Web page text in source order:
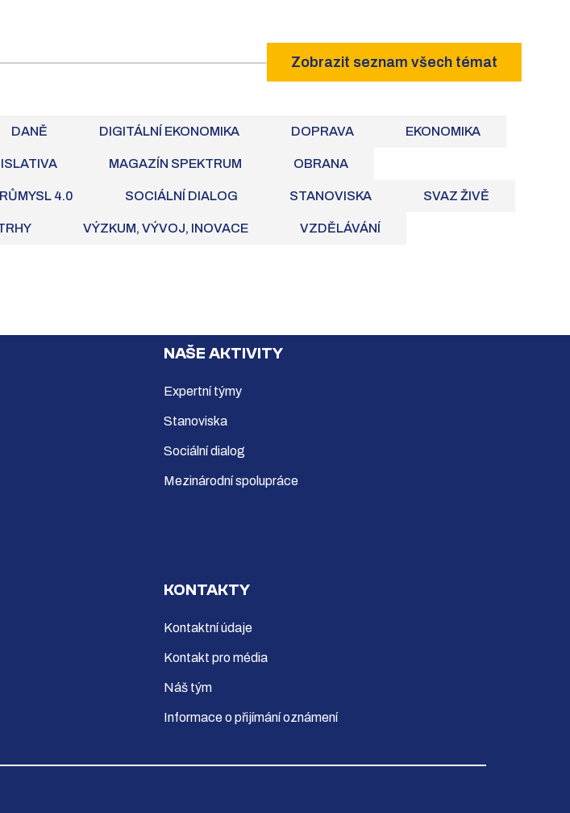
Zobrazit seznam všech témat
DANĚ DIGITÁLNÍ EKONOMIKA DOPRAVA EKONOMIKA
MAGAZÍN SPEKTRUM OBRANA
4.0 SOCIÁLNÍ DIALOG STANOVISKA SVAZ ŽIVĚ
VÝZKUM, VÝVOJ, INOVACE VZDĚLÁVÁNÍ
NAŠE AKTIVITY
Expertní týmy
Stanoviska
Sociální dialog
Mezinárodní spolupráce
KONTAKTY
Kontaktní údaje
Kontakt pro média
Náš tým
Informace o přijímání oznámení